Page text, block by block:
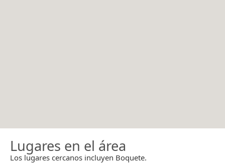
Lugares en el área
Los lugares cercanos incluyen Boquete.